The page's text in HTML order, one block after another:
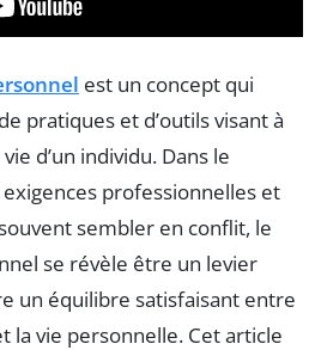
est un concept qui
pratiques et d’outils visant à
d’un individu. Dans le
professionnelles et
sembler en conflit, le
se révèle être un levier
un équilibre satisfaisant entre
la vie personnelle. Cet article